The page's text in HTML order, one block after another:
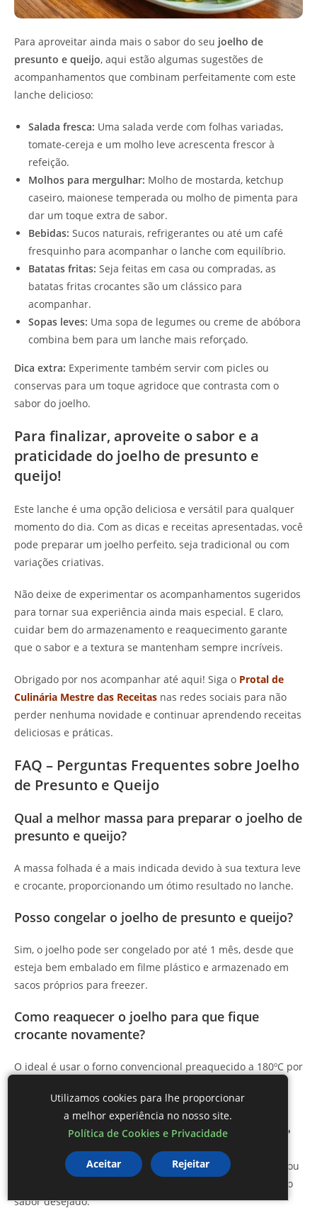
Para aproveitar ainda mais o sabor do seu joelho de
presunto e queijo, aqui estão algumas sugestões de
acompanhamentos que combinam perfeitamente com este
lanche delicioso:
Salada fresca: Uma salada verde com folhas variadas,
tomate-cereja e um molho leve acrescenta frescor à
refeição.
Molhos para mergulhar: Molho de mostarda, ketchup
caseiro, maionese temperada ou molho de pimenta para
dar um toque extra de sabor.
Bebidas: Sucos naturais, refrigerantes ou até um café
fresquinho para acompanhar o lanche com equilíbrio.
Batatas fritas: Seja feitas em casa ou compradas, as
batatas fritas crocantes são um clássico para
acompanhar.
Sopas leves: Uma sopa de legumes ou creme de abóbora
combina bem para um lanche mais reforçado.
Dica extra: Experimente também servir com picles ou
conservas para um toque agridoce que contrasta com o
sabor do joelho.
Para finalizar, aproveite o sabor e a
praticidade do joelho de presunto e
queijo!
Este lanche é uma opção deliciosa e versátil para qualquer
momento do dia. Com as dicas e receitas apresentadas, você
pode preparar um joelho perfeito, seja tradicional ou com
variações criativas.
Não deixe de experimentar os acompanhamentos sugeridos
para tornar sua experiência ainda mais especial. E claro,
cuidar bem do armazenamento e reaquecimento garante
que o sabor e a textura se mantenham sempre incríveis.
Obrigado por nos acompanhar até aqui! Siga o Protal de
Culinária Mestre das Receitas nas redes sociais para não
perder nenhuma novidade e continuar aprendendo receitas
deliciosas e práticas.
FAQ – Perguntas Frequentes sobre Joelho
de Presunto e Queijo
Qual a melhor massa para preparar o joelho de
presunto e queijo?
A massa folhada é a mais indicada devido à sua textura leve
e crocante, proporcionando um ótimo resultado no lanche.
Posso congelar o joelho de presunto e queijo?
Sim, o joelho pode ser congelado por até 1 mês, desde que
esteja bem embalado em filme plástico e armazenado em
sacos próprios para freezer.
Como reaquecer o joelho para que fique
crocante novamente?
O ideal é usar o forno convencional preaquecido a 180ºC por
recheio quente.
Quais queijos posso usar além da mussarela?
Você pode usar queijos como prato, queijo minas padrão ou
até cheddar suave, dependendo do seu gosto pessoal e do
sabor desejado.
Utilizamos cookies para lhe proporcionar
a melhor experiência no nosso site.
Política de Cookies e Privacidade
Aceitar Rejeitar